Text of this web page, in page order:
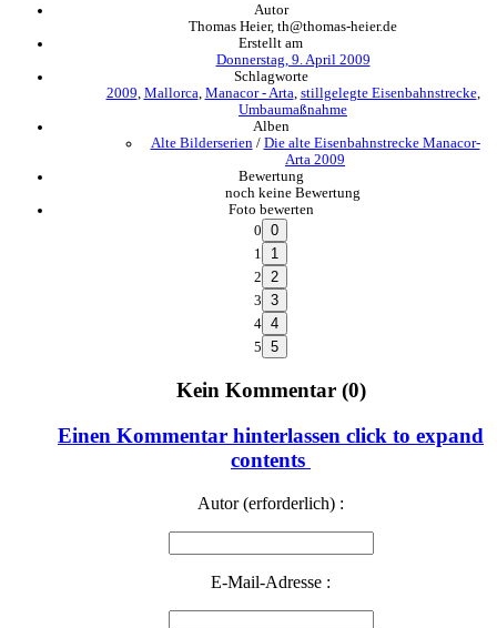
Autor
Thomas Heier, th@thomas-heier.de
Erstellt am
Donnerstag, 9. April 2009
Schlagworte
2009 Mallorca Manacor - Arta stillgelegte Eisenbahnstrecke,
Umbaumaßnahme
Alben
Alte Bilderserien / Die alte Eisenbahnstrecke Manacor-
Arta 2009
Bewertung
noch keine Bewertung
Foto bewerten
0
1
2
3
4
5
Kein Kommentar (0)
Einen Kommentar hinterlassen click to expand
contents
Autor (erforderlich) :
E-Mail-Adresse :